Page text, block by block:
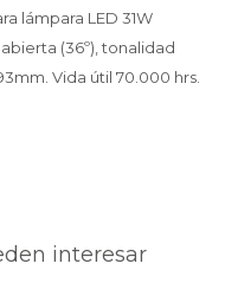
lámpara LED 31W
(36º), tonalidad
Vida útil 70.000 hrs.
interesar